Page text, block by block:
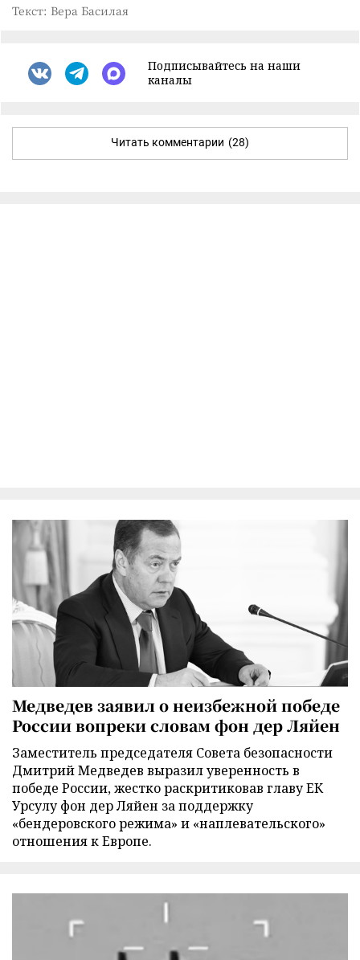
Текст: Вера Басилая
Подписывайтесь на наши
каналы
Читать комментарии (28)
Медведев заявил о неизбежной победе
России вопреки словам фон дер Ляйен
Заместитель председателя Совета безопасности
Дмитрий Медведев выразил уверенность в
победе России, жестко раскритиковав главу ЕК
Урсулу фон дер Ляйен за поддержку
«бендеровского режима» и «наплевательского»
отношения к Европе.